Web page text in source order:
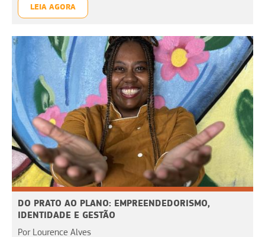
LEIA AGORA
DO PRATO AO PLANO: EMPREENDEDORISMO,
IDENTIDADE E GESTÃO
Por Lourence Alves